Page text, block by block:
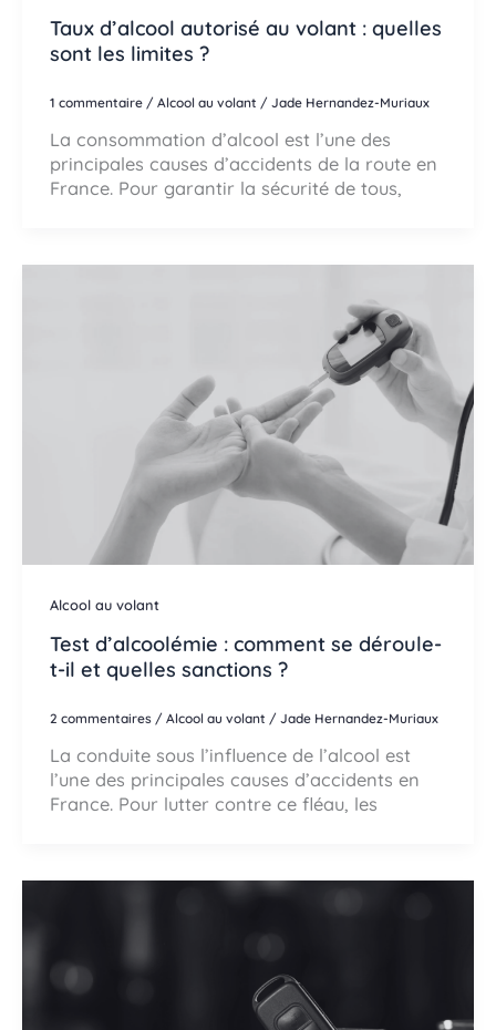
Taux d’alcool autorisé au volant : quelles
sont les limites ?
1 commentaire / Alcool au volant / Jade Hernandez-Muriaux
La consommation d’alcool est l’une des
principales causes d’accidents de la route en
France. Pour garantir la sécurité de tous,
Alcool au volant
Test d’alcoolémie : comment se déroule-
t-il et quelles sanctions ?
2 commentaires / Alcool au volant / Jade Hernandez-Muriaux
La conduite sous l’influence de l’alcool est
l’une des principales causes d’accidents en
France. Pour lutter contre ce fléau, les